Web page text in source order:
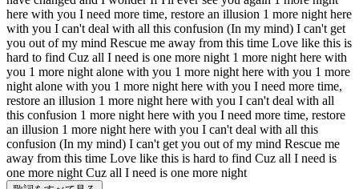
here with you I need more time, restore an illusion 1 more night here
with you I can't deal with all this confusion (In my mind) I can't get
you out of my mind Rescue me away from this time Love like this is
hard to find Cuz all I need is one more night 1 more night here with
you 1 more night alone with you 1 more night here with you 1 more
night alone with you 1 more night here with you I need more time,
restore an illusion 1 more night here with you I can't deal with all
this confusion 1 more night here with you I need more time, restore
an illusion 1 more night here with you I can't deal with all this
confusion (In my mind) I can't get you out of my mind Rescue me
away from this time Love like this is hard to find Cuz all I need is
one more night Cuz all I need is one more night